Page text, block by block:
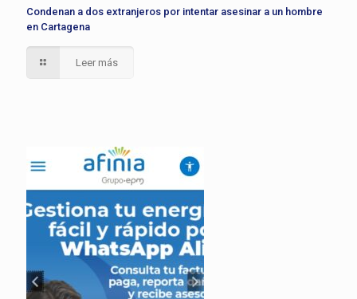
Condenan a dos extranjeros por intentar asesinar a un hombre
en Cartagena
Leer más